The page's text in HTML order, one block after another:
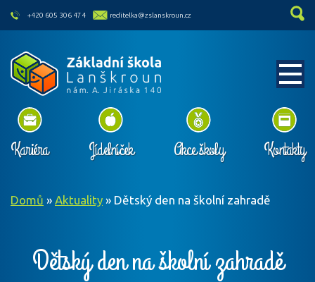
skip to main content
+420 605 306 474 reditelka@zslanskroun.cz
Kariéra Jídelníček Akce školy Kontakty
Domů » Aktuality » Dětský den na školní zahradě
Dětský den na školní zahradě